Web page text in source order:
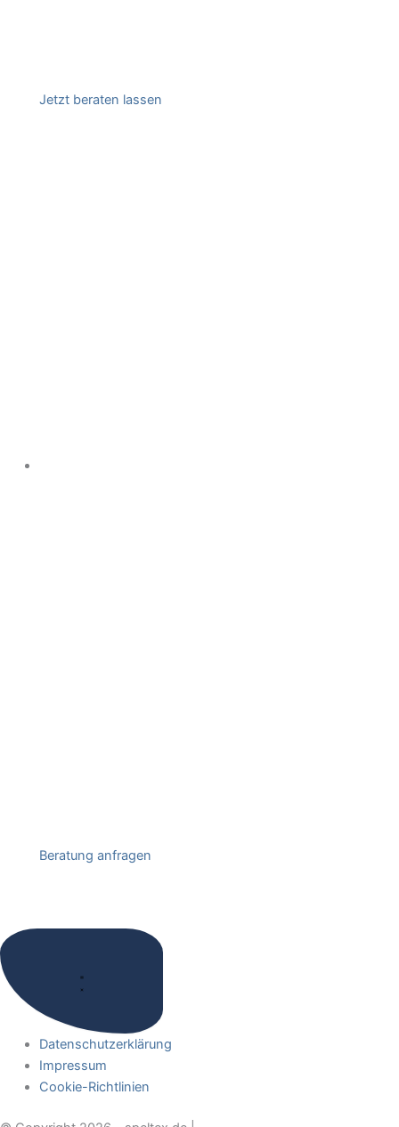
Jetzt beraten lassen
Beratung anfragen
Datenschutzerklärung
Impressum
Cookie-Richtlinien